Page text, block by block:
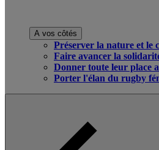
A vos côtés
Préserver la nature et le
Faire avancer la
Donner toute leur place
Porter l'élan du rugby